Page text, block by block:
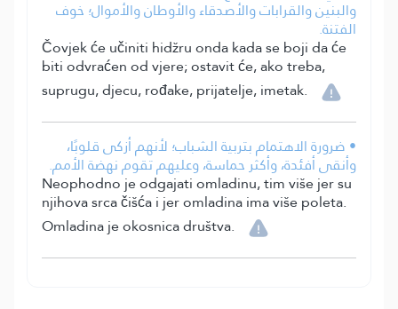
والبنين والقرابات والأصدقاء والأوطان والأموال؛ خوف
الفتنة.
Čovjek će učiniti hidžru onda kada se boji da će
biti odvraćen od vjere; ostavit će, ako treba,
suprugu, djecu, rođake, prijatelje, imetak.
• ضرورة الاهتمام بتربية الشباب؛ لأنهم أزكى قلوبًا،
وأنقى أفئدة، وأكثر حماسة، وعليهم تقوم نهضة الأمم.
Neophodno je odgajati omladinu, tim više jer su
njihova srca čišća i jer omladina ima više poleta.
Omladina je okosnica društva.